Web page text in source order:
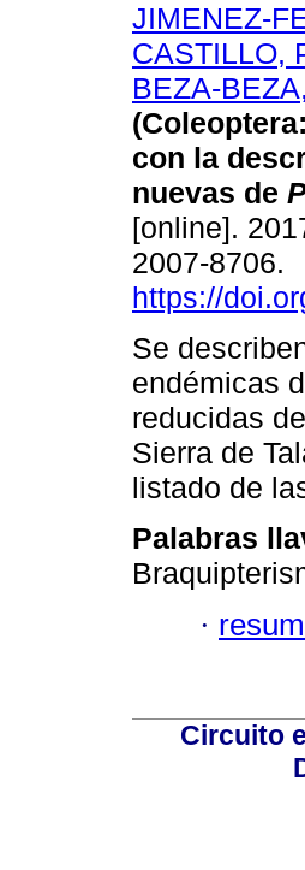
JIMENEZ-
CASTILLO,
BEZA-
con la
nuevas de
[online].
2007-8706.
https://
Se
endémicas
reducidas
Sierra de
listado de
Palabras
·
Circuito